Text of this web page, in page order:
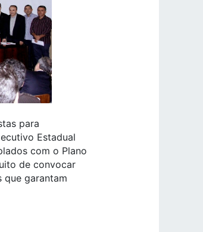
para
Estadual
com o Plano
de convocar
que garantam